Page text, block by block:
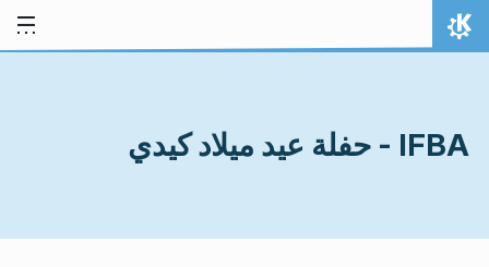
تخط المحتوى
الصفحة الرئيسة
IFBA - حفلة عيد ميلاد كيدي